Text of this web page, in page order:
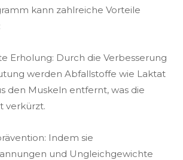
kann zahlreiche Vorteile
Erholung: Durch die Verbesserung
werden Abfallstoffe wie Laktat
den Muskeln entfernt, was die
verkürzt.
Indem sie
und Ungleichgewichte